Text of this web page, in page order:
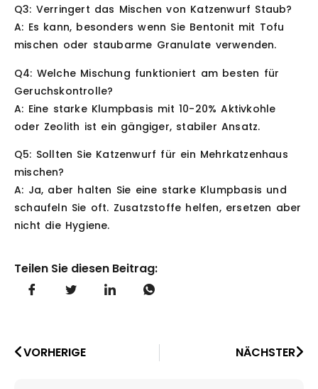
Q3: Verringert das Mischen von Katzenwurf Staub?
A: Es kann, besonders wenn Sie Bentonit mit Tofu
mischen oder staubarme Granulate verwenden.
Q4: Welche Mischung funktioniert am besten für
Geruchskontrolle?
A: Eine starke Klumpbasis mit 10-20% Aktivkohle
oder Zeolith ist ein gängiger, stabiler Ansatz.
Q5: Sollten Sie Katzenwurf für ein Mehrkatzenhaus
mischen?
A: Ja, aber halten Sie eine starke Klumpbasis und
schaufeln Sie oft. Zusatzstoffe helfen, ersetzen aber
nicht die Hygiene.
Teilen Sie diesen Beitrag:
VORHERIGE NÄCHSTER